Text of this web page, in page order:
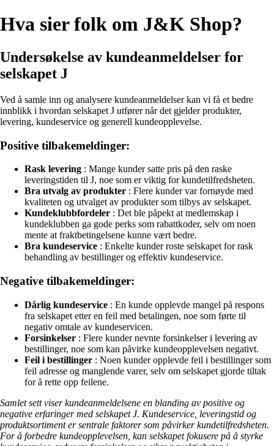
Hva sier folk om J&K Shop?
Undersøkelse av kundeanmeldelser for
selskapet J
Ved å samle inn og analysere kundeanmeldelser kan vi få et bedre
innblikk i hvordan selskapet J utfører når det gjelder produkter,
levering, kundeservice og generell kundeopplevelse.
Positive tilbakemeldinger:
Rask levering : Mange kunder satte pris på den raske
leveringstiden til J, noe som er viktig for kundetilfredsheten.
Bra utvalg av produkter : Flere kunder var fornøyde med
kvaliteten og utvalget av produkter som tilbys av selskapet.
Kundeklubbfordeler : Det ble påpekt at medlemskap i
kundeklubben ga gode perks som rabattkoder, selv om noen
mente at fraktbetingelsene kunne vært bedre.
Bra kundeservice : Enkelte kunder roste selskapet for rask
behandling av bestillinger og effektiv kundeservice.
Negative tilbakemeldinger:
Dårlig kundeservice : En kunde opplevde mangel på respons
fra selskapet etter en feil med betalingen, noe som førte til
negativ omtale av kundeservicen.
Forsinkelser : Flere kunder nevnte forsinkelser i levering av
bestillinger, noe som kan påvirke kundeopplevelsen negativt.
Feil i bestillinger : Noen kunder opplevde feil i bestillinger som
feil adresse og manglende varer, selv om selskapet gjorde tiltak
for å rette opp feilene.
Samlet sett viser kundeanmeldelsene en blanding av positive og
negative erfaringer med selskapet J. Kundeservice, leveringstid og
produktsortiment er sentrale faktorer som påvirker kundetilfredsheten.
For å forbedre kundeopplevelsen, kan selskapet fokusere på å styrke